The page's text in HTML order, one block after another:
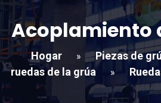
Acoplamiento
Hogar » Piezas de
ruedas de la grúa
»